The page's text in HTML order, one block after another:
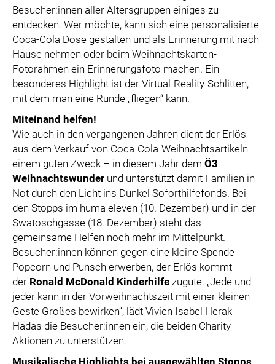
Besucher:innen aller Altersgruppen einiges zu
entdecken. Wer möchte, kann sich eine personalisierte
Coca-Cola Dose gestalten und als Erinnerung mit nach
Hause nehmen oder beim Weihnachtskarten-
Fotorahmen ein Erinnerungsfoto machen. Ein
besonderes Highlight ist der Virtual-Reality-Schlitten,
mit dem man eine Runde „fliegen“ kann.
Miteinand helfen!
Wie auch in den vergangenen Jahren dient der Erlös
aus dem Verkauf von Coca-Cola-Weihnachtsartikeln
einem guten Zweck – in diesem Jahr dem Ö3
Weihnachtswunder und unterstützt damit Familien in
Not durch den Licht ins Dunkel Soforthilfefonds. Bei
den Stopps im huma eleven (10. Dezember) und in der
Swatoschgasse (18. Dezember) steht das
gemeinsame Helfen noch mehr im Mittelpunkt.
Besucher:innen können gegen eine kleine Spende
Popcorn und Punsch erwerben, der Erlös kommt
der Ronald McDonald Kinderhilfe zugute. „Jede und
jeder kann in der Vorweihnachtszeit mit einer kleinen
Geste Großes bewirken“, lädt Vivien Isabel Herak
Hadas die Besucher:innen ein, die beiden Charity-
Aktionen zu unterstützen.